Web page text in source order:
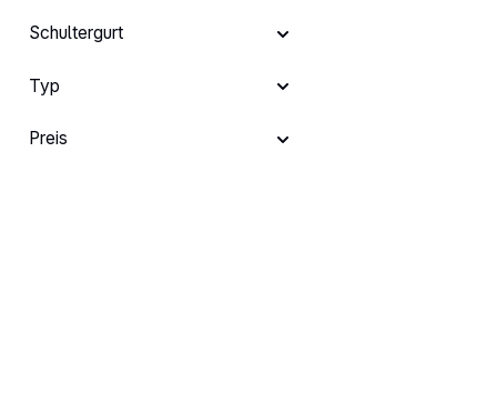
Schultergurt
Typ
Preis